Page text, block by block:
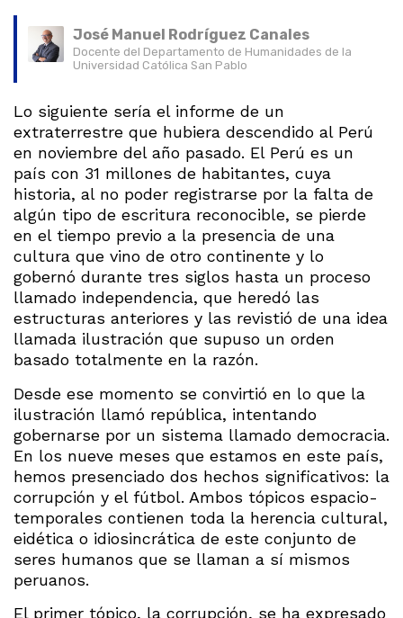
José Manuel Rodríguez Canales
Docente del Departamento de Humanidades de la
Universidad Católica San Pablo
Lo siguiente sería el informe de un
extraterrestre que hubiera descendido al Perú
en noviembre del año pasado. El Perú es un
país con 31 millones de habitantes, cuya
historia, al no poder registrarse por la falta de
algún tipo de escritura reconocible, se pierde
en el tiempo previo a la presencia de una
cultura que vino de otro continente y lo
gobernó durante tres siglos hasta un proceso
llamado independencia, que heredó las
estructuras anteriores y las revistió de una idea
llamada ilustración que supuso un orden
basado totalmente en la razón.
Desde ese momento se convirtió en lo que la
ilustración llamó república, intentando
gobernarse por un sistema llamado democracia.
En los nueve meses que estamos en este país,
hemos presenciado dos hechos significativos: la
corrupción y el fútbol. Ambos tópicos espacio-
temporales contienen toda la herencia cultural,
eidética o idiosincrática de este conjunto de
seres humanos que se llaman a sí mismos
peruanos.
El primer tópico, la corrupción, se ha expresado